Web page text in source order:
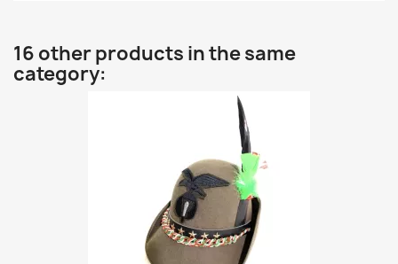
16 other products in the same
category: